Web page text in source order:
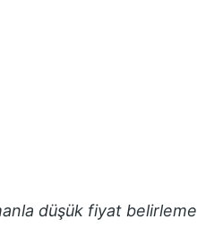
düşük fiyat belirleme